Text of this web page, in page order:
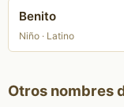
Benito
Niño · Latino
Otros nombres